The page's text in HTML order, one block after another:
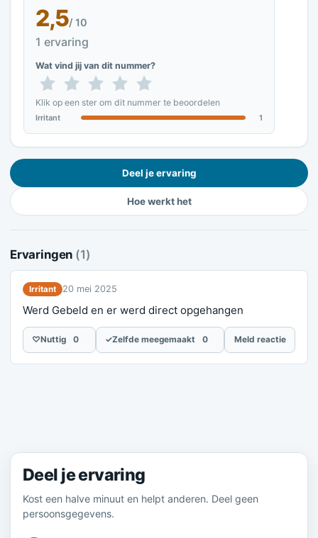
2,5/ 10
1 ervaring
Wat vind jij van dit nummer?
Klik op een ster om dit nummer te beoordelen
Irritant 1
Deel je ervaring
Hoe werkt het
Ervaringen (1)
Irritant 20 mei 2025
Werd Gebeld en er werd direct opgehangen
♡Nuttig 0 ✓Zelfde meegemaakt 0 Meld reactie
Deel je ervaring
Kost een halve minuut en helpt anderen. Deel geen
persoonsgegevens.